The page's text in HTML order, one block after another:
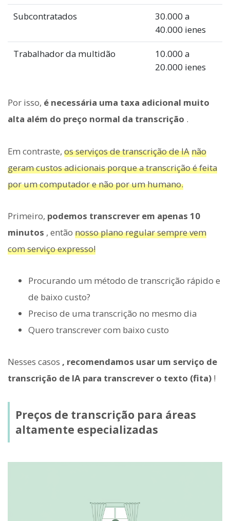
Subcontratados
30.000 a
40.000 ienes
Trabalhador da multidão
10.000 a
20.000 ienes
Por isso, é necessária uma taxa adicional muito
alta além do preço normal da transcrição .
Em contraste, os serviços de transcrição de IAnão
geram custos adicionais porque a transcrição é feita
por um computador e não por um humano.
Primeiro, podemos transcrever em apenas 10
minutos , então nosso plano regular sempre vem
com serviço expresso!
Procurando um método de transcrição rápido e
de baixo custo?
Preciso de uma transcrição no mesmo dia
Quero transcrever com baixo custo
Nesses casos , recomendamos usar um serviço de
transcrição de IA para transcrever o texto (fita) !
Preços de transcrição para áreas
altamente especializadas